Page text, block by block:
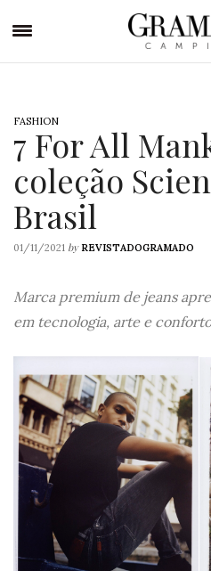
FASHION
7 For All
coleção
Brasil
01/11/2021 by REVISTADOGRAMADO
Marca premium de jeans
em tecnologia, arte e conforto